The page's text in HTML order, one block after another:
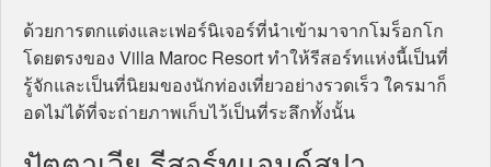
ด้วยการตกแต่งและเฟอร์นิเจอร์ที่นำเข้ามาจากโมร็อกโก
โดยตรงของ Villa Maroc Resort ทำให้รีสอร์ทแห่งนี้เป็นที่
รู้จักและเป็นที่นิยมของนักท่องเที่ยวอย่างรวดเร็ว ใครมาก็
อดไม่ได้ที่จะถ่ายภาพเก็บไว้เป็นที่ระลึกทั้งนั้น